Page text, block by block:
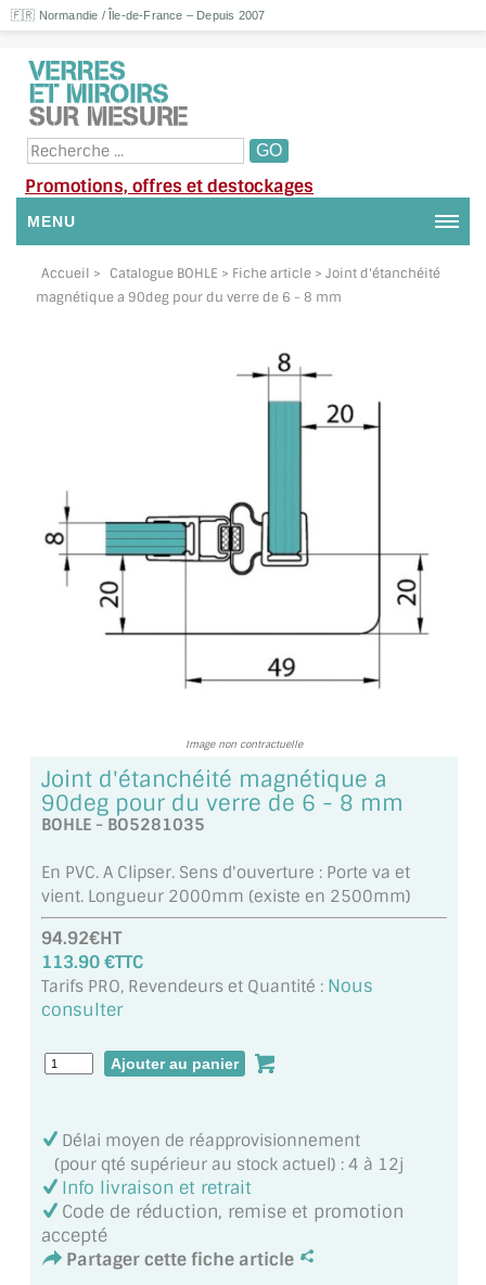
🇫🇷 Normandie / Île-de-France – Depuis 2007
Promotions, offres et destockages
MENU
NOUS CONTACTER
TOUS LES TARIFS AU M2
GUIDE : CHOIX PAR UTILISATION
INSPIRATIONS ET NOUVEAUTÉS
MIROIR SUR MESURE
MIROIR VIEILLI
LOTS DE MIROIRS EN MOZAÏQUE
MIROIR POUR PORTE
MIROIR DE SALLE DE BAIN
MIROIR POUR SALLE DE SPORT
MIROIR POUR SALLE DE DANSE
MIROIR ENCADRÉ
MIROIR TV
VERRE SUR MESURE
Accueil > Catalogue BOHLE > Fiche article > Joint d'étanchéité
magnétique a 90deg pour du verre de 6 - 8 mm
Image non contractuelle
Joint d'étanchéité magnétique a
90deg pour du verre de 6 - 8 mm
BOHLE - BO5281035
En PVC. A Clipser. Sens d'ouverture : Porte va et
vient. Longueur 2000mm (existe en 2500mm)
94.92€HT
113.90 €TTC
Tarifs PRO, Revendeurs et Quantité : Nous
consulter
Délai moyen de réapprovisionnement
(pour qté supérieur au stock actuel) : 4 à 12j
Info livraison et retrait
Code de réduction, remise et promotion
accepté
Partager cette fiche article